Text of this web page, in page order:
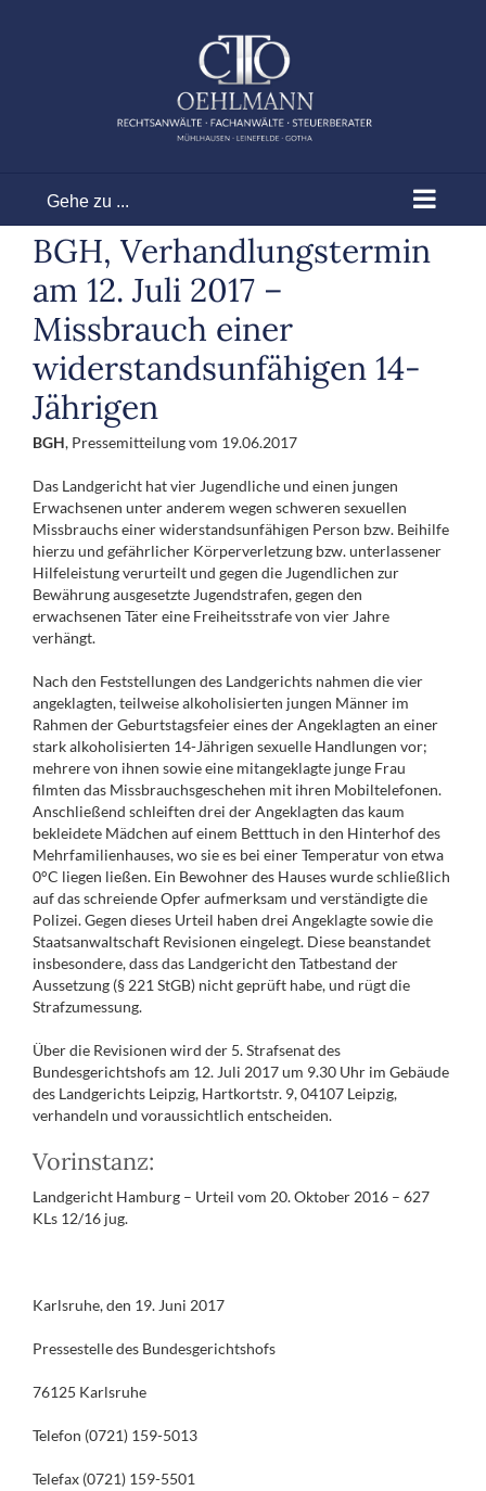
Gehe zu ...
BGH, Verhandlungstermin
am 12. Juli 2017 –
Missbrauch einer
widerstandsunfähigen 14-
Jährigen
BGH, Pressemitteilung vom 19.06.2017
Das Landgericht hat vier Jugendliche und einen jungen
Erwachsenen unter anderem wegen schweren sexuellen
Missbrauchs einer widerstandsunfähigen Person bzw. Beihilfe
hierzu und gefährlicher Körperverletzung bzw. unterlassener
Hilfeleistung verurteilt und gegen die Jugendlichen zur
Bewährung ausgesetzte Jugendstrafen, gegen den
erwachsenen Täter eine Freiheitsstrafe von vier Jahre
verhängt.
Nach den Feststellungen des Landgerichts nahmen die vier
angeklagten, teilweise alkoholisierten jungen Männer im
Rahmen der Geburtstagsfeier eines der Angeklagten an einer
stark alkoholisierten 14-Jährigen sexuelle Handlungen vor;
mehrere von ihnen sowie eine mitangeklagte junge Frau
filmten das Missbrauchsgeschehen mit ihren Mobiltelefonen.
Anschließend schleiften drei der Angeklagten das kaum
bekleidete Mädchen auf einem Betttuch in den Hinterhof des
Mehrfamilienhauses, wo sie es bei einer Temperatur von etwa
0°C liegen ließen. Ein Bewohner des Hauses wurde schließlich
auf das schreiende Opfer aufmerksam und verständigte die
Polizei. Gegen dieses Urteil haben drei Angeklagte sowie die
Staatsanwaltschaft Revisionen eingelegt. Diese beanstandet
insbesondere, dass das Landgericht den Tatbestand der
Aussetzung (§ 221 StGB) nicht geprüft habe, und rügt die
Strafzumessung.
Über die Revisionen wird der 5. Strafsenat des
Bundesgerichtshofs am 12. Juli 2017 um 9.30 Uhr im Gebäude
des Landgerichts Leipzig, Hartkortstr. 9, 04107 Leipzig,
verhandeln und voraussichtlich entscheiden.
Vorinstanz:
Landgericht Hamburg – Urteil vom 20. Oktober 2016 – 627
KLs 12/16 jug.
Karlsruhe, den 19. Juni 2017
Pressestelle des Bundesgerichtshofs
76125 Karlsruhe
Telefon (0721) 159-5013
Telefax (0721) 159-5501